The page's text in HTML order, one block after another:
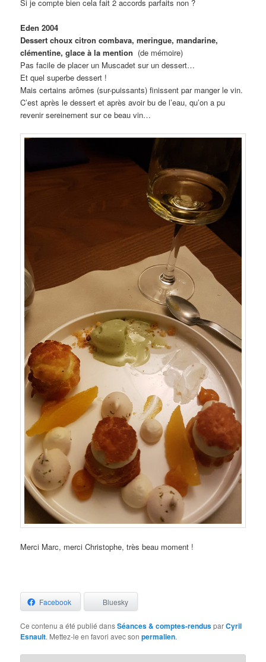
Si je compte bien cela fait 2 accords parfaits non ?
Eden 2004
Dessert choux citron combava, meringue, mandarine,
clémentine, glace à la mention (de mémoire)
Pas facile de placer un Muscadet sur un dessert…
Et quel superbe dessert !
Mais certains arômes (sur-puissants) finissent par manger le vin.
C’est après le dessert et après avoir bu de l’eau, qu’on a pu
revenir sereinement sur ce beau vin…
Merci Marc, merci Christophe, très beau moment !
Facebook Bluesky
Ce contenu a été publié dansSéances & comptes-rendusparCyril
Esnault. Mettez-le en favori avec sonpermalien.